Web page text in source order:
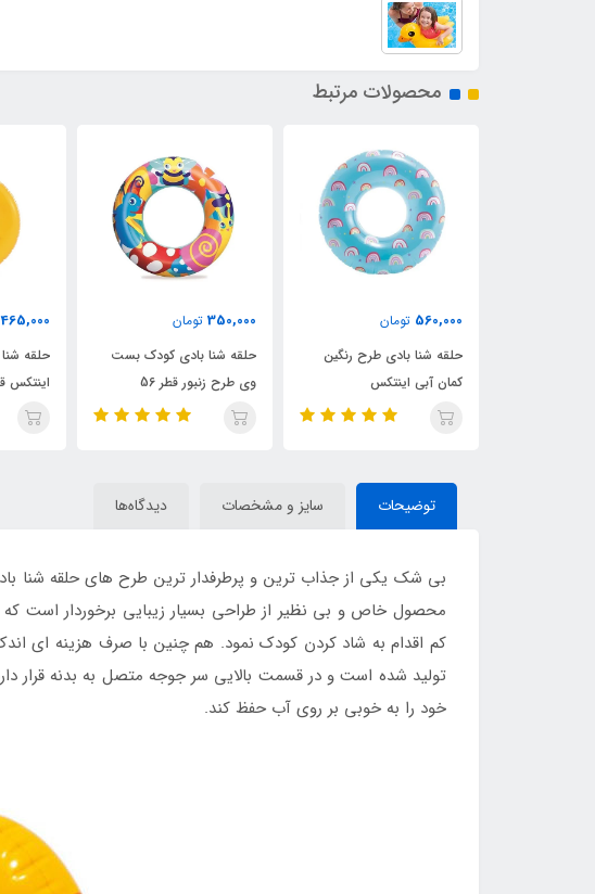
محصولات مرتبط
350,000 تومان
حلقه شنا بادی کودک بست
وی طرح زنبور قطر 56
465,000 تومان
حلقه شنا بادی شفاف نارنجی
اینتکس قطر 76
710,000
حلقه
صورتی قطر 91
توضیحات سایز و مشخصات دیدگاه‌ها
بی شک یکی از جذاب ترین و پرطرفدار ترین طرح های حلقه
محصول خاص و بی نظیر از طراحی بسیار زیبایی برخوردار است
کم اقدام به شاد کردن کودک نمود. هم چنین با صرف هزینه ای
تولید شده است و در قسمت بالایی سر جوجه متصل به بدنه قرار
خود را به خوبی بر روی آب حفظ کند.